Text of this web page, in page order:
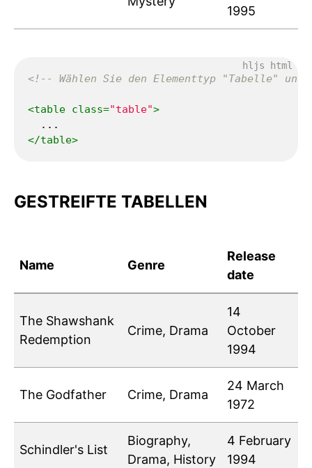
1995
<!-- Wählen Sie den Elementtyp "Tabelle" und
<table class="table">
</table>
GESTREIFTE TABELLEN
Name Genre
Release
date
The Shawshank
Redemption
Crime, Drama
14
October
1994
The Godfather Crime, Drama
24 March
1972
Schindler's List
Biography,
Drama, History
4 February
1994